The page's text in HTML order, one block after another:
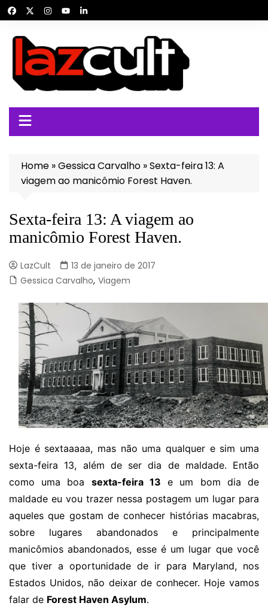
para
conteúdo
Home »Gessica Carvalho »Sexta-feira 13: A
viagem ao manicômio Forest Haven.
Sexta-feira 13: A viagem ao
manicômio Forest Haven.
LazCult
13 de janeiro de 2017
Gessica Carvalho, Viagem
Hoje é sextaaaaa, mas não uma qualquer e sim uma
sexta-feira 13, além de ser dia de maldade. Então
como uma boa sexta-feira 13 e um bom dia de
maldade eu vou trazer nessa postagem um lugar para
aqueles que gostam de conhecer histórias macabras,
sobre lugares abandonados e principalmente
manicômios abandonados, esse é um lugar que você
que tiver a oportunidade de ir para Maryland, nos
Estados Unidos, não deixar de conhecer. Hoje vamos
falar de Forest Haven Asylum.